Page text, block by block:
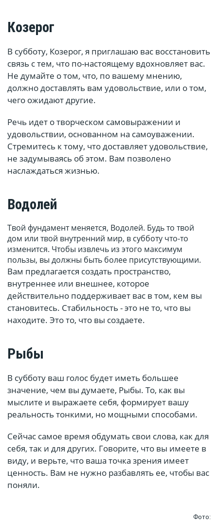
Козерог
В субботу, Козерог, я приглашаю вас восстановить
связь с тем, что по-настоящему вдохновляет вас.
Не думайте о том, что, по вашему мнению,
должно доставлять вам удовольствие, или о том,
чего ожидают другие.
Речь идет о творческом самовыражении и
удовольствии, основанном на самоуважении.
Стремитесь к тому, что доставляет удовольствие,
не задумываясь об этом. Вам позволено
наслаждаться жизнью.
Водолей
Твой фундамент меняется, Водолей. Будь то твой
дом или твой внутренний мир, в субботу что-то
изменится. Чтобы извлечь из этого максимум
пользы, вы должны быть более присутствующими.
Вам предлагается создать пространство,
внутреннее или внешнее, которое
действительно поддерживает вас в том, кем вы
становитесь. Стабильность - это не то, что вы
находите. Это то, что вы создаете.
Рыбы
В субботу ваш голос будет иметь большее
значение, чем вы думаете, Рыбы. То, как вы
мыслите и выражаете себя, формирует вашу
реальность тонкими, но мощными способами.
Сейчас самое время обдумать свои слова, как для
себя, так и для других. Говорите, что вы имеете в
виду, и верьте, что ваша точка зрения имеет
ценность. Вам не нужно разбавлять ее, чтобы вас
поняли.
Фото: